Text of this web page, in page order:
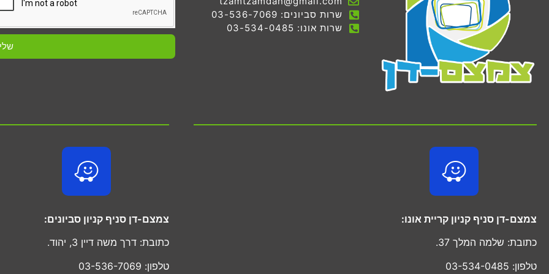
שרות סביונים: 03-536-7069
שרות אונו: 03-534-0485
צמצם-דן סניף קניון קריית אונו:
כתובת: שלמה המלך 37.
טלפון: 03-534-0485
צמצם-דן סניף קניון סביונים:
כתובת: דרך משה דיין 3, יהוד.
טלפון: 03-536-7069